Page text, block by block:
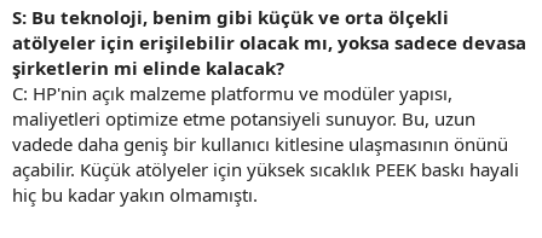
S: Bu teknoloji, benim gibi küçük ve orta ölçekli
atölyeler için erişilebilir olacak mı, yoksa sadece devasa
şirketlerin mi elinde kalacak?
C: HP'nin açık malzeme platformu ve modüler yapısı,
maliyetleri optimize etme potansiyeli sunuyor. Bu, uzun
vadede daha geniş bir kullanıcı kitlesine ulaşmasının önünü
açabilir. Küçük atölyeler için yüksek sıcaklık PEEK baskı hayali
hiç bu kadar yakın olmamıştı.